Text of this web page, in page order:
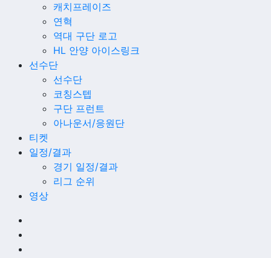
캐치프레이즈
연혁
역대 구단 로고
HL 안양 아이스링크
선수단
선수단
코칭스텝
구단 프런트
아나운서/응원단
티켓
일정/결과
경기 일정/결과
리그 순위
영상